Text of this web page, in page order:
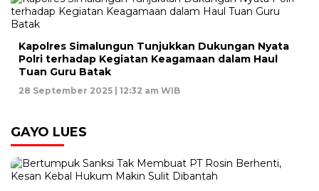
Kapolres Simalungun Tunjukkan Dukungan Nyata
Polri terhadap Kegiatan Keagamaan dalam Haul
Tuan Guru Batak
28 September 2025 | 12:32 am WIB
GAYO LUES